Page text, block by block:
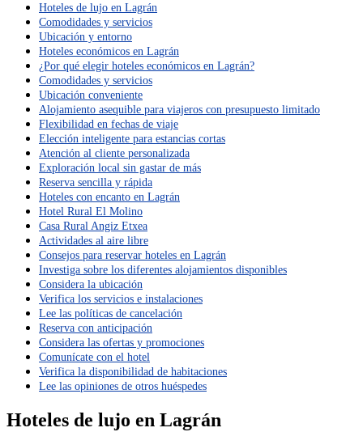
Hoteles de lujo en Lagrán
Comodidades y servicios
Ubicación y entorno
Hoteles económicos en Lagrán
¿Por qué elegir hoteles económicos en Lagrán?
Comodidades y servicios
Ubicación conveniente
Alojamiento asequible para viajeros con presupuesto limitado
Flexibilidad en fechas de viaje
Elección inteligente para estancias cortas
Atención al cliente personalizada
Exploración local sin gastar de más
Reserva sencilla y rápida
Hoteles con encanto en Lagrán
Hotel Rural El Molino
Casa Rural Angiz Etxea
Actividades al aire libre
Consejos para reservar hoteles en Lagrán
Investiga sobre los diferentes alojamientos disponibles
Considera la ubicación
Verifica los servicios e instalaciones
Lee las políticas de cancelación
Reserva con anticipación
Considera las ofertas y promociones
Comunícate con el hotel
Verifica la disponibilidad de habitaciones
Lee las opiniones de otros huéspedes
Hoteles de lujo en Lagrán